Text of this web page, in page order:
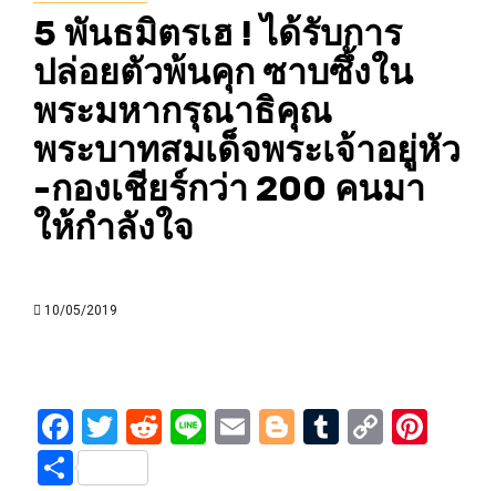
5 พันธมิตรเฮ ! ได้รับการ
ปล่อยตัวพ้นคุก ซาบซึ้งใน
พระมหากรุณาธิคุณ
พระบาทสมเด็จพระเจ้าอยู่หัว
-กองเชียร์กว่า 200 คนมา
ให้กำลังใจ
10/05/2019
Facebook
Twitter
Reddit
LineEmailBlogger
Tumblr
Copy
Share